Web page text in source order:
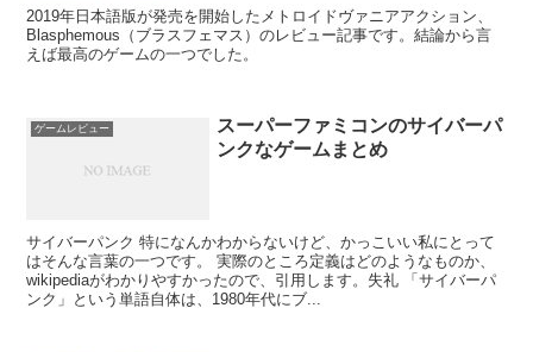
2019年日本語版が発売を開始したメトロイドヴァニアアクション、
Blasphemous（ブラスフェマス）のレビュー記事です。結論から言
えば最高のゲームの一つでした。
ゲームレビュー
スーパーファミコンのサイバーパ
ンクなゲームまとめ
サイバーパンク 特になんかわからないけど、かっこいい私にとって
はそんな言葉の一つです。 実際のところ定義はどのようなものか、
wikipediaがわかりやすかったので、引用します。失礼 「サイバーパ
ンク」という単語自体は、1980年代にブ...